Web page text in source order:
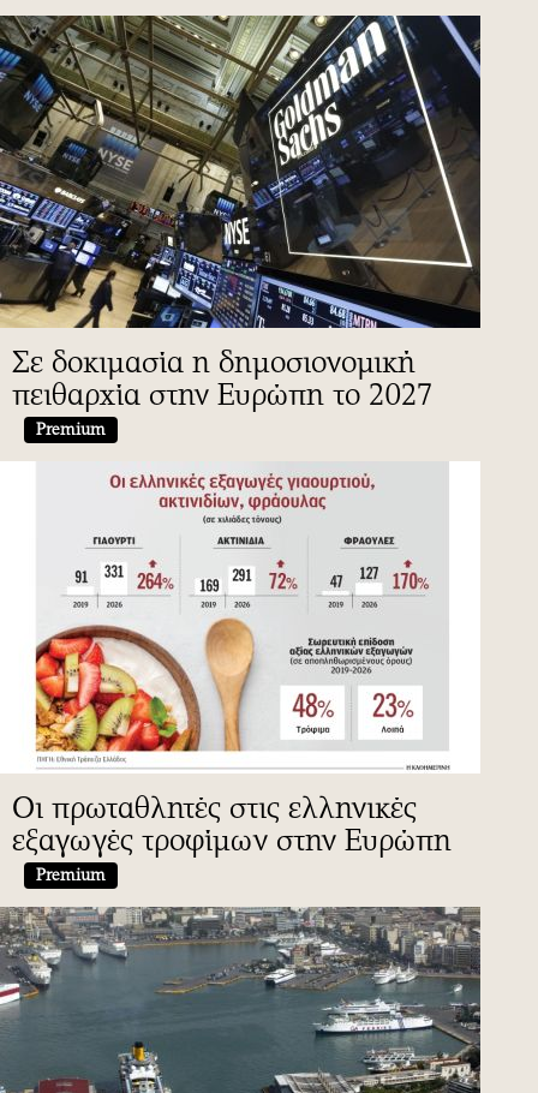
Σε δοκιμασία η δημοσιονομική
πειθαρχία στην Ευρώπη το 2027
Premium
Οι πρωταθλητές στις ελληνικές
εξαγωγές τροφίμων στην Ευρώπη
Premium